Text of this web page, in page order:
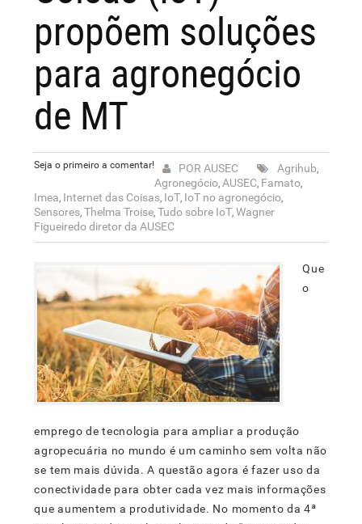
propõem soluções
para agronegócio
de MT
POR AUSEC
Seja o primeiro a comentar! Agrihub,
Agronegócio,AUSEC, Famato,
Imea, Internet das Coisas, IoT, IoT no agronegócio,
Sensores,Thelma Troise,Tudo sobre IoT,Wagner
Figueiredo diretor da AUSEC
Que
o
emprego de tecnologia para ampliar a produção
agropecuária no mundo é um caminho sem volta não
se tem mais dúvida. A questão agora é fazer uso da
conectividade para obter cada vez mais informações
que aumentem a produtividade. No momento da 4ª